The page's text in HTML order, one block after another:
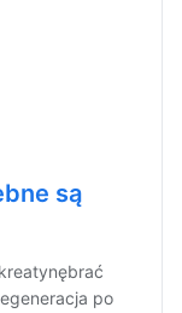
są
po